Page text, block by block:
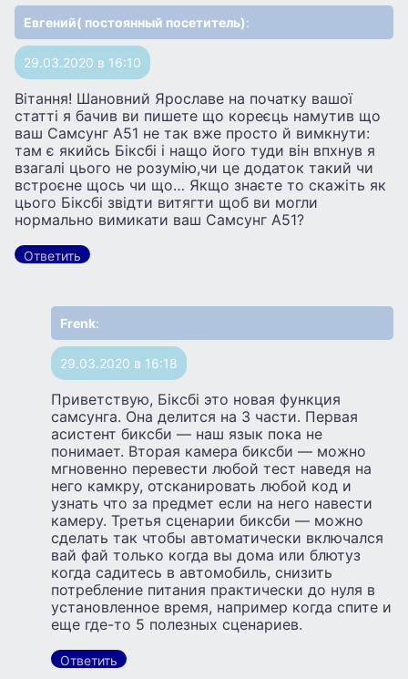
Евгений( постоянный посетитель):
29.03.2020 в 16:10
Вітання! Шановний Ярославе на початку вашої
статті я бачив ви пишете що кореєць намутив що
ваш Самсунг А51 не так вже просто й вимкнути:
там є якийсь Біксбі і нащо його туди він впхнув я
взагалі цього не розумію,чи це додаток такий чи
встроєне щось чи що… Якщо знаєте то скажіть як
цього Біксбі звідти витягти щоб ви могли
нормально вимикати ваш Самсунг А51?
Ответить
Frenk:
29.03.2020 в 16:18
Приветствую, Біксбі это новая функция
самсунга. Она делится на 3 части. Первая
асистент биксби — наш язык пока не
понимает. Вторая камера биксби — можно
мгновенно перевести любой тест наведя на
него камкру, отсканировать любой код и
узнать что за предмет если на него навести
камеру. Третья сценарии биксби — можно
сделать так чтобы автоматически включался
вай фай только когда вы дома или блютуз
когда садитесь в автомобиль, снизить
потребление питания практически до нуля в
установленное время, например когда спите и
еще где-то 5 полезных сценариев.
Ответить